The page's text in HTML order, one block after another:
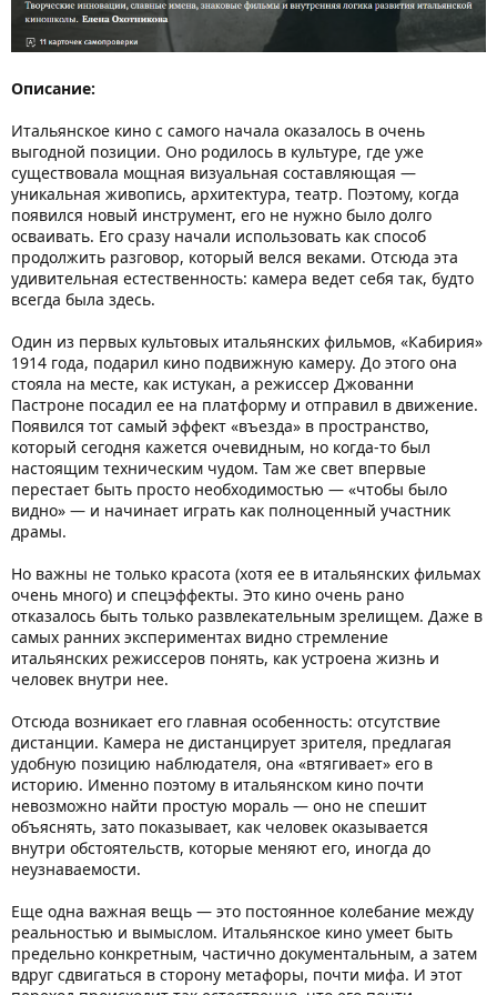
Описание:
Итальянское кино с самого начала оказалось в очень
выгодной позиции. Оно родилось в культуре, где уже
существовала мощная визуальная составляющая —
уникальная живопись, архитектура, театр. Поэтому, когда
появился новый инструмент, его не нужно было долго
осваивать. Его сразу начали использовать как способ
продолжить разговор, который велся веками. Отсюда эта
удивительная естественность: камера ведет себя так, будто
всегда была здесь.
Один из первых культовых итальянских фильмов, «Кабирия»
1914 года, подарил кино подвижную камеру. До этого она
стояла на месте, как истукан, а режиссер Джованни
Пастроне посадил ее на платформу и отправил в движение.
Появился тот самый эффект «въезда» в пространство,
который сегодня кажется очевидным, но когда-то был
настоящим техническим чудом. Там же свет впервые
перестает быть просто необходимостью — «чтобы было
видно» — и начинает играть как полноценный участник
драмы.
Но важны не только красота (хотя ее в итальянских фильмах
очень много) и спецэффекты. Это кино очень рано
отказалось быть только развлекательным зрелищем. Даже в
самых ранних экспериментах видно стремление
итальянских режиссеров понять, как устроена жизнь и
человек внутри нее.
Отсюда возникает его главная особенность: отсутствие
дистанции. Камера не дистанцирует зрителя, предлагая
удобную позицию наблюдателя, она «втягивает» его в
историю. Именно поэтому в итальянском кино почти
невозможно найти простую мораль — оно не спешит
объяснять, зато показывает, как человек оказывается
внутри обстоятельств, которые меняют его, иногда до
неузнаваемости.
Еще одна важная вещь — это постоянное колебание между
реальностью и вымыслом. Итальянское кино умеет быть
предельно конкретным, частично документальным, а затем
вдруг сдвигаться в сторону метафоры, почти мифа. И этот